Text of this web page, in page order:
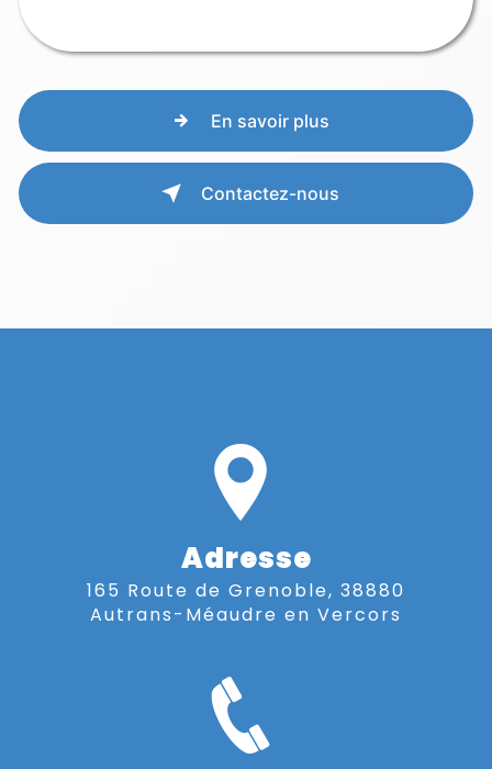
En savoir plus
Contactez-nous
Adresse
165 Route de Grenoble, 38880
Autrans-Méaudre en Vercors